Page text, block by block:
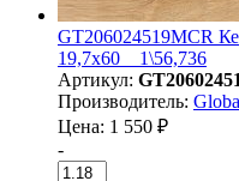
GT206024519MCR
19,7x60 _ 1\56,736
Артикул:
Производитель:
Цена: 1 550 ₽
-